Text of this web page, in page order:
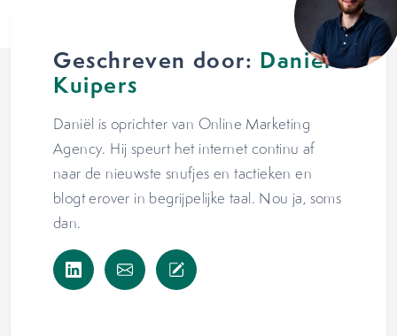
Geschreven door: Daniël
Kuipers
Daniël is oprichter van Online Marketing
Agency. Hij speurt het internet continu af
naar de nieuwste snufjes en tactieken en
blogt erover in begrijpelijke taal. Nou ja, soms
dan.